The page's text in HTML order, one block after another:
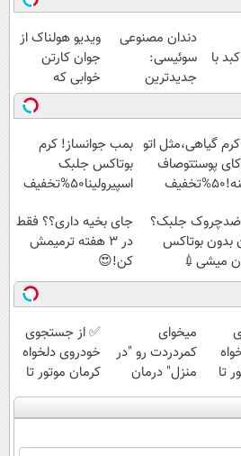
با
تا
دندان مصنوعی
سوئیسی:
جدیدترین
فناوری اروپا،
سبک و مقاوم |
پرداخت قسطی
ویدیو هولناک از
جوان کارتن
خوابی که
میلیاردر شد.
آموزش رایگان
گیاهی،مثل اتو
پوستتوصاف
بمب جوانساز! کرم
بوتاکس جلبک
اسپیرولینا50%تخفیف
ضدچروک جلبک؟
بدون بوتاکس
میشی💉
جای بخیه داری؟؟ فقط
در 3 هفته ترمیمش
کن!😍
تا
میخوای
کمردردت رو "در
منزل" درمان
کنی؟ (◂فیلم +
◂پرسش‌نامه)
✅ از جستجوی
خودروی دلخواه
کرمان موتور تا
فروش ساده، بی
واسطه و